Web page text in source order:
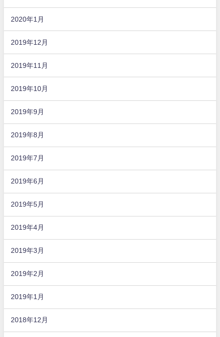
2020年1月
2019年12月
2019年11月
2019年10月
2019年9月
2019年8月
2019年7月
2019年6月
2019年5月
2019年4月
2019年3月
2019年2月
2019年1月
2018年12月